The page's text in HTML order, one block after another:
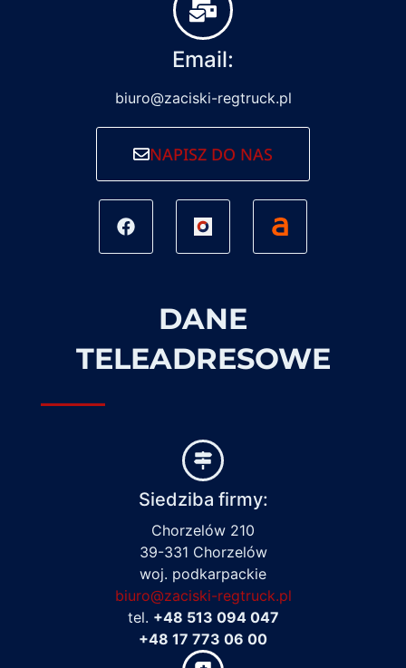
Email:
biuro@zaciski-regtruck.pl
NAPISZ DO NAS
DANE
TELEADRESOWE
Siedziba firmy:
Chorzelów 210
39-331 Chorzelów
woj. podkarpackie
biuro@zaciski-regtruck.pl
tel. +48 513 094 047
+48 17 773 06 00